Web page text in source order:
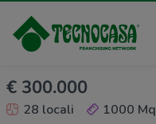
€ 300.000
28 locali 1000 Mq